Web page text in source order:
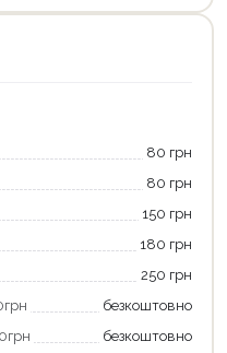
80 грн
80 грн
150 грн
180 грн
250 грн
безкоштовно
безкоштовно